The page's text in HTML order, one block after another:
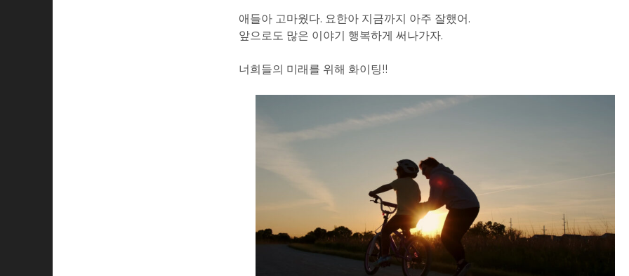
애들아 고마웠다. 요한아 지금까지 아주 잘했어.
앞으로도 많은 이야기 행복하게 써나가자.
너희들의 미래를 위해 화이팅!!